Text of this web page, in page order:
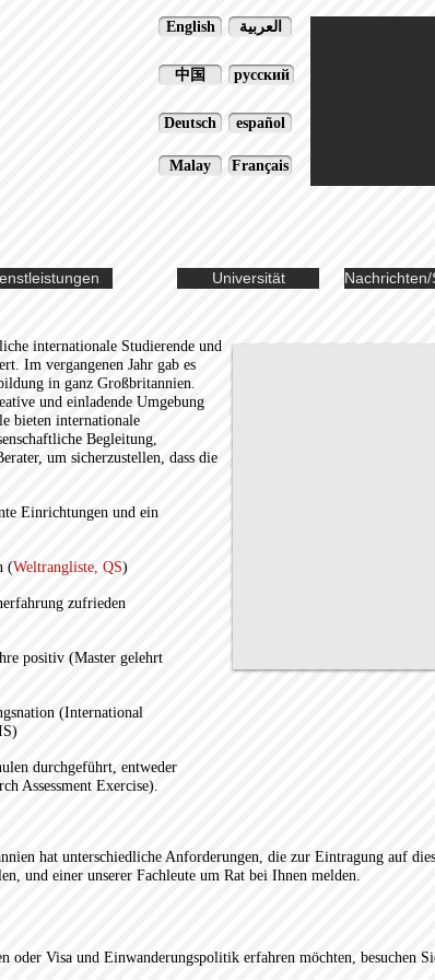
English
русский
Deutsch español
Malay Français
Universität
internationale Studierende und
Im vergangenen Jahr gab es
in ganz Großbritannien.
und einladende Umgebung
bieten internationale
Begleitung,
um sicherzustellen, dass die
Einrichtungen und ein
(Weltrangliste, QS)
zufrieden
positiv (Master gelehrt
(International
durchgeführt, entweder
Assessment Exercise).
hat unterschiedliche Anforderungen, die zur Eintragung auf
und einer unserer Fachleute um Rat bei Ihnen melden.
oder Visa und Einwanderungspolitik erfahren möchten, besuchen
العربية
中国